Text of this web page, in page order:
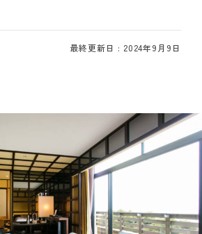
最終更新日 : 2024年9月9日